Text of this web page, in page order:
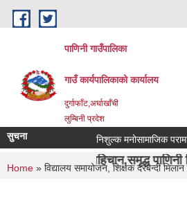
Skip to main content
पाणिनी गाउँपालिका
गाउँ कार्यपालिकाको कार्यालय
दुर्गाफाँट,अर्घाखाँची
लुम्बिनी प्रदेश
पहिचान,समृद्ध पाणिनी निर्माण हाम्रो
सुचना निशुल्क मनोसामाजिक परामर्श
You are here
Home » विद्यालय समायोजन, शिक्षक दरबन्दी